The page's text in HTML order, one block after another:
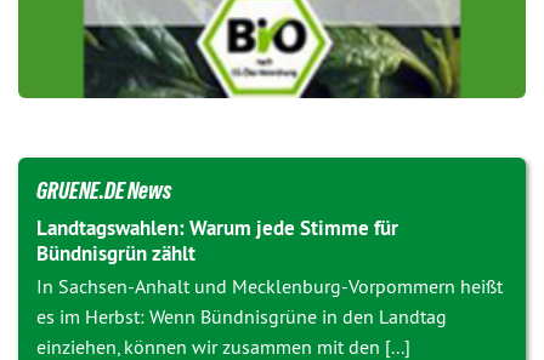
GRUENE.DE News
Landtagswahlen: Warum jede Stimme für
Bündnisgrün zählt
In Sachsen-Anhalt und Mecklenburg-Vorpommern heißt
es im Herbst: Wenn Bündnisgrüne in den Landtag
einziehen, können wir zusammen mit den [...]